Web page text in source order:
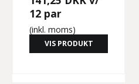
12 par
(inkl. moms)
VIS PRODUKT